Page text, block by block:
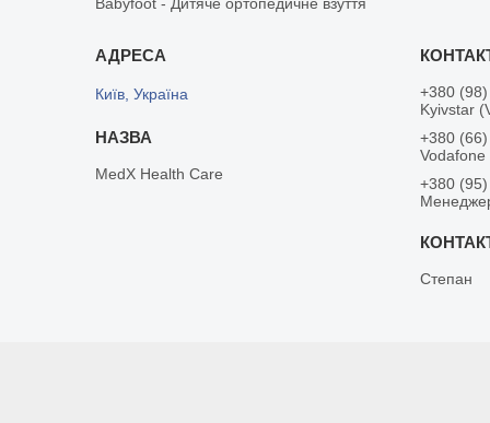
Київ, Україна
MedX Health Care
+380
Kyivstar
+380
Vodafone
+380
Степан